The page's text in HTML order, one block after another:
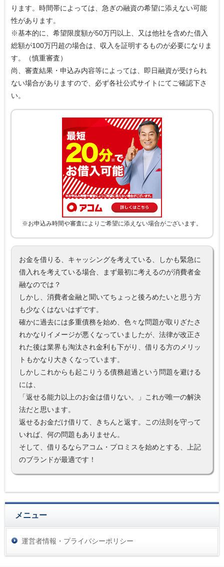
ります。時間帯によっては、急ぎの融資の希望に添えない可能
性があります。
※基本的に、希望限度額が50万円以上、又は他社を含めた借入
総額が100万円超の場合は、収入を証明するものが必要になりま
す。（慎重審査）
尚、審査結果・申込み内容等によっては、即日融資が受けられ
ない場合がありますので、必ず各社公式サイトにてご確認下さ
い。
※お申込み時間や審査によりご希望に添えない場合がございます。
お金を借りる、キャッシングを考えている、しかも緊急に
借入れを考えている場合、まず最初に考えるのが消費者金
融なのでは？
しかし、消費者金融と聞いてちょっと後ろめたいと思う方
も少なくはないはずです。
確かに過去には多重債務を始め、色々な問題が取りざたさ
れかなりイメージが悪くなっていましたが、法律が改正さ
れた後は業界も淘汰され金利も下がり、借りる方のメリッ
トもかなり大きくなっています。
しかしこれからも起こりうる債務超過という問題を避ける
には、
「返せる能力以上のお金は借りない。」これが唯一の解決
法だと思います。
返せるお金だけ借りて、きちんと返す。この法則を守って
いれば、何の問題もありません。
そして、借りるならアコム・プロミスを始めとする、上記
のブランドが最適です！
メニュー
運営者情報・プライバシーポリシー